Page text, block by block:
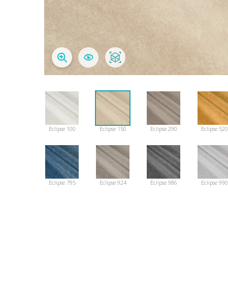
Eclipse 100 Eclipse 150 Eclipse 290 Eclipse 520
Eclipse 795 Eclipse 924 Eclipse 986 Eclipse 990